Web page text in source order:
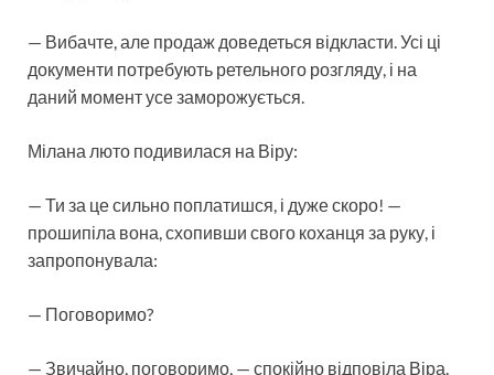
— Вибачте, але продаж доведеться відкласти. Усі ці
документи потребують ретельного розгляду, і на
даний момент усе заморожується.
Мілана люто подивилася на Віру:
— Ти за це сильно поплатишся, і дуже скоро! —
прошипіла вона, схопивши свого коханця за руку, і
запропонувала:
— Поговоримо?
— Звичайно, поговоримо, — спокійно відповіла Віра.